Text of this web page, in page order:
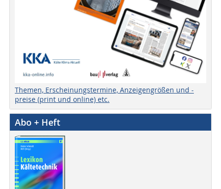
Themen, Erscheinungstermine, Anzeigengrößen und -
preise (print und online) etc.
Abo + Heft